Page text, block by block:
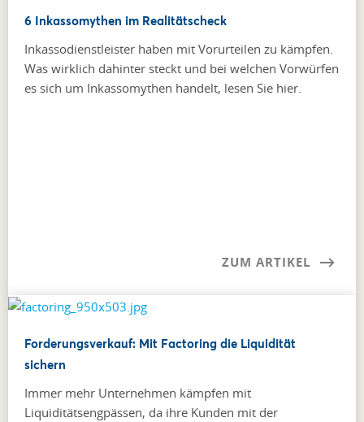
6 Inkassomythen im Realitätscheck
Inkassodienstleister haben mit Vorurteilen zu kämpfen.
Was wirklich dahinter steckt und bei welchen Vorwürfen
es sich um Inkassomythen handelt, lesen Sie hier.
ZUM ARTIKEL
Forderungsverkauf: Mit Factoring die Liquidität
sichern
Immer mehr Unternehmen kämpfen mit
Liquiditätsengpässen, da ihre Kunden mit der